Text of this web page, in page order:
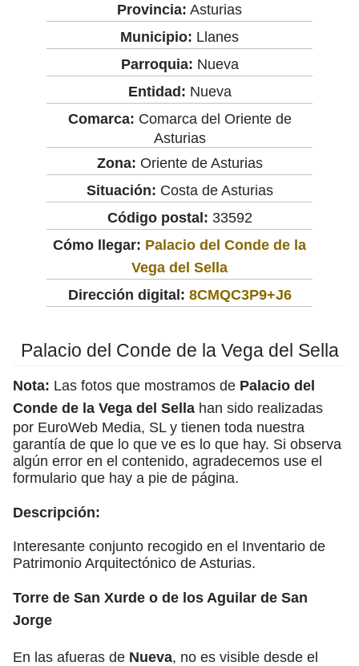
Provincia: Asturias
Municipio: Llanes
Parroquia: Nueva
Entidad: Nueva
Comarca: Comarca del Oriente de
Asturias
Zona: Oriente de Asturias
Situación: Costa de Asturias
Código postal: 33592
Cómo llegar: Palacio del Conde de la
Vega del Sella
Dirección digital: 8CMQC3P9+J6
Palacio del Conde de la Vega del Sella
Nota: Las fotos que mostramos de Palacio del
Conde de la Vega del Sella han sido realizadas
por EuroWeb Media, SL y tienen toda nuestra
garantía de que lo que ve es lo que hay. Si observa
algún error en el contenido, agradecemos use el
formulario que hay a pie de página.
Descripción:
Interesante conjunto recogido en el Inventario de
Patrimonio Arquitectónico de Asturias.
Torre de San Xurde o de los Aguilar de San
Jorge
En las afueras de Nueva, no es visible desde el